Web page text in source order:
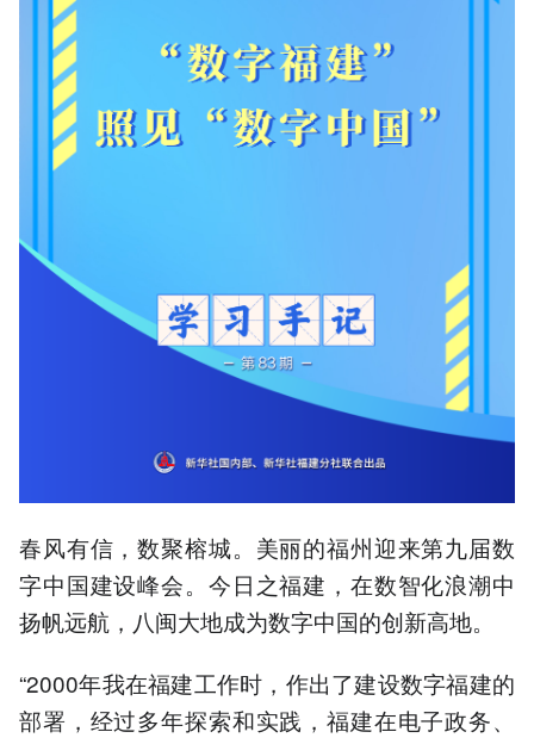
春风有信，数聚榕城。美丽的福州迎来第九届数
字中国建设峰会。今日之福建，在数智化浪潮中
扬帆远航，八闽大地成为数字中国的创新高地。
“2000年我在福建工作时，作出了建设数字福建的
部署，经过多年探索和实践，福建在电子政务、